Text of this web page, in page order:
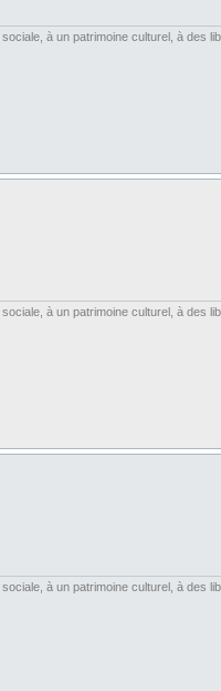
à un patrimoine culturel, à des
à un patrimoine culturel, à des
à un patrimoine culturel, à des